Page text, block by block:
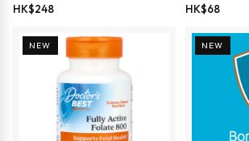
HK$248 HK$68
NEW NEW